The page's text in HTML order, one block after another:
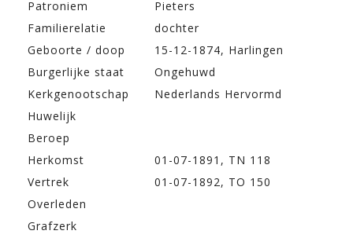
Patroniem
Pieters
Familierelatie
dochter
Geboorte / doop
15-12-1874, Harlingen
Burgerlijke staat
Ongehuwd
Kerkgenootschap
Nederlands Hervormd
Huwelijk
Beroep
Herkomst
01-07-1891, TN 118
Vertrek
01-07-1892, TO 150
Overleden
Grafzerk